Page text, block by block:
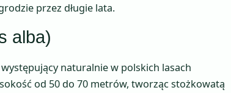
przez długie lata.
alba)
naturalnie w polskich lasach
od 50 do 70 metrów, tworząc stożkowatą